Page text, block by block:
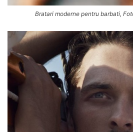
Bratari moderne pentru barbati,